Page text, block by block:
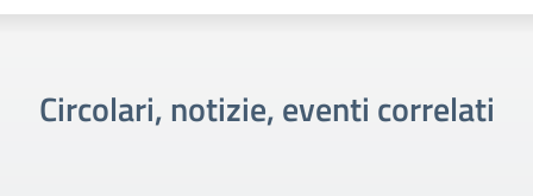
Circolari, notizie, eventi correlati